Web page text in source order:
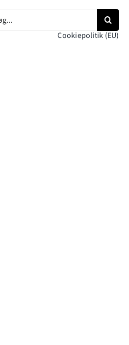
Cookiepolitik (EU)